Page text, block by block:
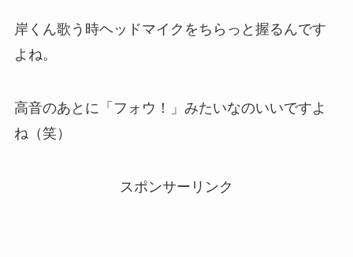
岸くん歌う時ヘッドマイクをちらっと握るんです
よね。
高音のあとに「フォウ！」みたいなのいいですよ
ね（笑）
スポンサーリンク